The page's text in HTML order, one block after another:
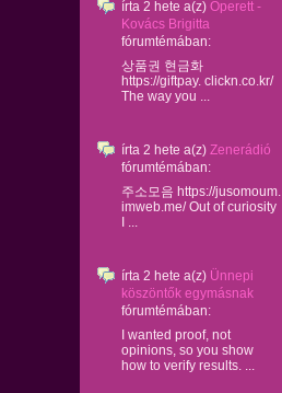
írta 2 hete a(z) Operett -
Kovács Brigitta
fórumtémában:
상품권 현금화
https://giftpay. clickn.co.kr/
The way you ...
írta 2 hete a(z) Zenerádió
fórumtémában:
주소모음 https://jusomoum.
imweb.me/ Out of curiosity
I ...
írta 2 hete a(z) Ünnepi
köszöntők egymásnak
fórumtémában:
I wanted proof, not
opinions, so you show
how to verify results. ...